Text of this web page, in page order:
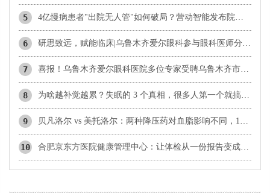
5 4亿慢病患者"出院无人管"如何破局？营动智能发布院外数智化慢病管理白皮书
6 研思致远，赋能临床|乌鲁木齐爱尔眼科参与眼科医师分会学术交流
7 ​喜报！乌鲁木齐爱尔眼科医院多位专家受聘乌鲁木齐市科协科技智库专家
8 为啥越补觉越累？失眠的 3 个真相，很多人第一个就搞错了
9 贝凡洛尔 vs 美托洛尔：两种降压药对血脂影响不同，136人临床研究数据解读
10 合肥京东方医院健康管理中心：让体检从一份报告变成终身管理